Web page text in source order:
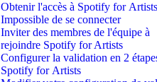
Obtenir l'accès à Spotify for Artists
Impossible de se connecter
Inviter des membres de l'équipe à
rejoindre Spotify for Artists
Configurer la validation en 2
Spotify for Artists